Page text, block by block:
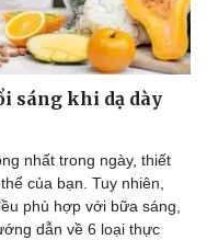
- Xe máy
vấn
sáng khi dạ dày
nhất trong ngày, thiết
của bạn. Tuy nhiên,
phù hợp với bữa sáng,
dẫn về 6 loại thực